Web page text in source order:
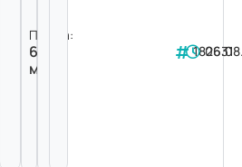
Площа:
61
м²
182631